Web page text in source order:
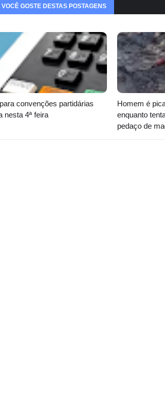
VOCÊ GOSTE DESTAS POSTAGENS
convenções partidárias
nesta 4ª feira
Homem é
enquanto
pedaço de